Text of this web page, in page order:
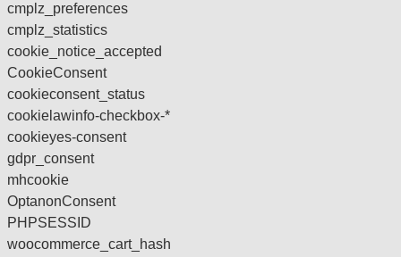
cmplz_preferences
cmplz_statistics
cookie_notice_accepted
CookieConsent
cookieconsent_status
cookielawinfo-checkbox-*
cookieyes-consent
gdpr_consent
mhcookie
OptanonConsent
PHPSESSID
woocommerce_cart_hash